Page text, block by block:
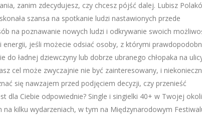
zanim zdecydujesz, czy chcesz pójść dalej. Lubisz
szansa na spotkanie ludzi nastawionych przede
na poznawanie nowych ludzi i odkrywanie swoich
jeśli możecie odsiać osoby, z którymi
ładnej dziewczyny lub dobrze ubranego chłopaka na
cel może zwyczajnie nie być zainteresowany, i
się nawzajem przed podjęciem decyzji, czy przenieść
dla Ciebie odpowiednie? Single i singielki 40+ w Twojej
na kilku wydarzeniach, w tym na Międzynarodowym